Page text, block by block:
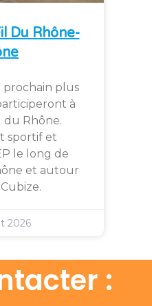
Du Rhône-
prochain plus
à
du Rhône.
sportif et
le long de
et autour
2026
: